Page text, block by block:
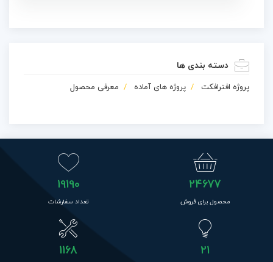
دسته بندی ها
پروژه افترافکت پروژه های آماده معرفی محصول
24677
محصول برای فروش
19190
تعداد سفارشات
21
1168